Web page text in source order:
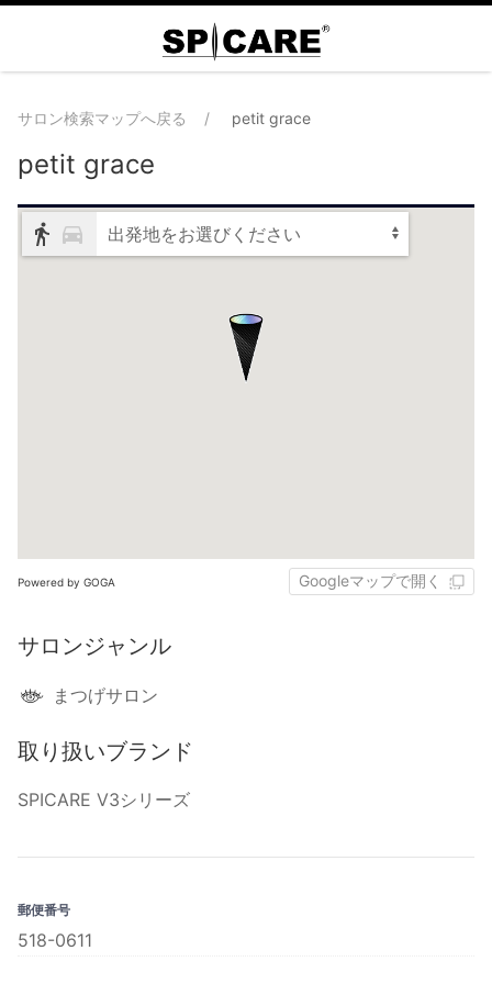
サロン検索マップへ戻る petit grace
petit grace
出発地をお選びください
Powered by GOGA Googleマップで開く
サロンジャンル
まつげサロン
取り扱いブランド
SPICARE V3シリーズ
郵便番号
518-0611